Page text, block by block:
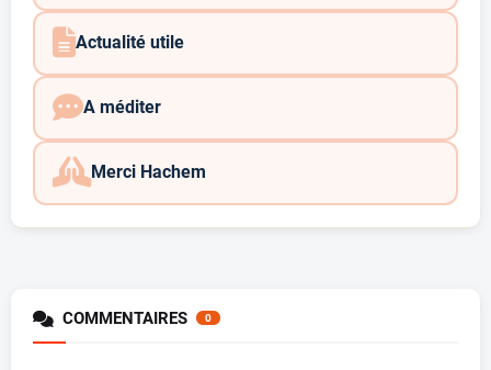
Actualité utile
A méditer
Merci Hachem
COMMENTAIRES 0